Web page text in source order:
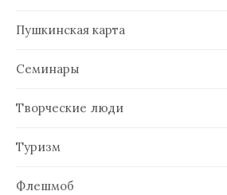
Пушкинская карта
Семинары
Творческие люди
Туризм
Флешмоб